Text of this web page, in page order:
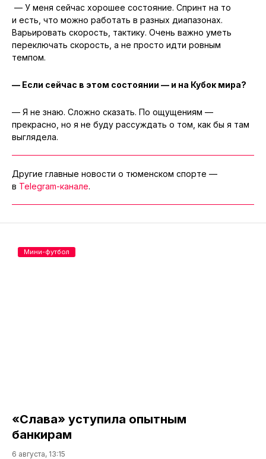
— У меня сейчас хорошее состояние. Спринт на то
и есть, что можно работать в разных диапазонах.
Варьировать скорость, тактику. Очень важно уметь
переключать скорость, а не просто идти ровным
темпом.
— Если сейчас в этом состоянии — и на Кубок мира?
— Я не знаю. Сложно сказать. По ощущениям —
прекрасно, но я не буду рассуждать о том, как бы я там
выглядела.
Другие главные новости о тюменском спорте —
в Telegram-канале.
«Слава» уступила опытным
банкирам
6 августа, 13:15
Мини-футбол